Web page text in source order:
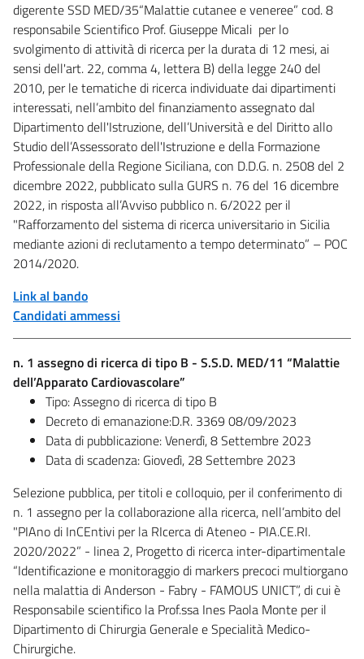
digerente SSD MED/35“Malattie cutanee e veneree” cod. 8
responsabile Scientifico Prof. Giuseppe Micali per lo
svolgimento di attività di ricerca per la durata di 12 mesi, ai
sensi dell'art. 22, comma 4, lettera B) della legge 240 del
2010, per le tematiche di ricerca individuate dai dipartimenti
interessati, nell’ambito del finanziamento assegnato dal
Dipartimento dell'Istruzione, dell’Università e del Diritto allo
Studio dell’Assessorato dell'Istruzione e della Formazione
Professionale della Regione Siciliana, con D.D.G. n. 2508 del 2
dicembre 2022, pubblicato sulla GURS n. 76 del 16 dicembre
2022, in risposta all’Avviso pubblico n. 6/2022 per il
"Rafforzamento del sistema di ricerca universitario in Sicilia
mediante azioni di reclutamento a tempo determinato” – POC
2014/2020.
Link al bando
Candidati ammessi
n. 1 assegno di ricerca di tipo B - S.S.D. MED/11 “Malattie
dell’Apparato Cardiovascolare”
Tipo: Assegno di ricerca di tipo B
​Decreto di emanazione:D.R. 3369 08/09/2023
​Data di pubblicazione: Venerdì, 8 Settembre 2023
Data di scadenza: Giovedì, 28 Settembre 2023
Selezione pubblica, per titoli e colloquio, per il conferimento di
n. 1 assegno per la collaborazione alla ricerca, nell’ambito del
"PIAno di InCEntivi per la RIcerca di Ateneo - PIA.CE.RI.
2020/2022” - linea 2, Progetto di ricerca inter-dipartimentale
“Identificazione e monitoraggio di markers precoci multiorgano
nella malattia di Anderson - Fabry - FAMOUS UNICT”, di cui è
Responsabile scientifico la Prof.ssa Ines Paola Monte per il
Dipartimento di Chirurgia Generale e Specialità Medico-
Chirurgiche.